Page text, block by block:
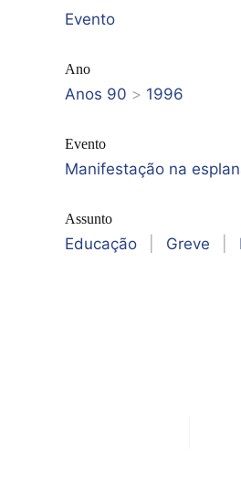
Evento
Ano
Anos 90 > 1996
Evento
Manifestação na
Assunto
Educação Greve